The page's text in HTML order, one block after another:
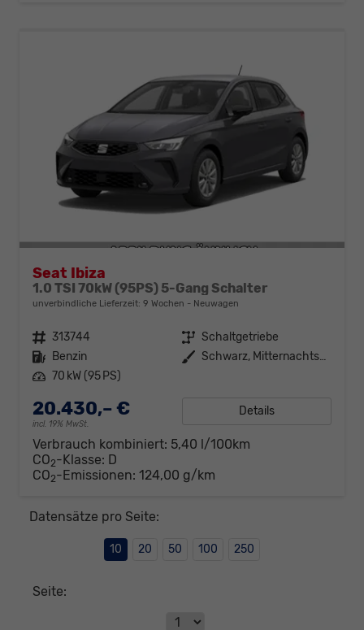
Seat Ibiza
1.0 TSI 70kW (95PS) 5-Gang Schalter
unverbindliche Lieferzeit: 9 Wochen Neuwagen
Fahrzeugnr. 313744 Getriebe Schaltgetriebe
Kraftstoff Benzin Außenfarbe
Schwarz, Mitternachtsschwarz (0E)
Leistung 70 kW (95 PS)
20.430,– €
incl. 19% MwSt.
Details
Verbrauch kombiniert: 5,40 l/100km
CO2-Klasse: D
CO2-Emissionen: 124,00 g/km
Datensätze pro Seite:
10 20 50 100 250
Seite: